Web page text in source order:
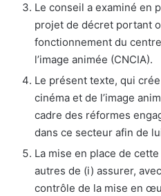
Le conseil a examiné en
projet de décret portant
fonctionnement du
l’image animée (CNCIA).
Le présent texte, qui
cinéma et de l’image
cadre des réformes
dans ce secteur afin de
La mise en place de
autres de (i) assurer,
contrôle de la mise en